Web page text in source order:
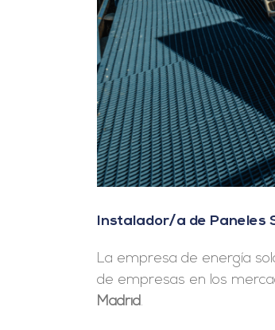
Instalador/a de Paneles
La empresa de energía
de empresas en los
Madrid.